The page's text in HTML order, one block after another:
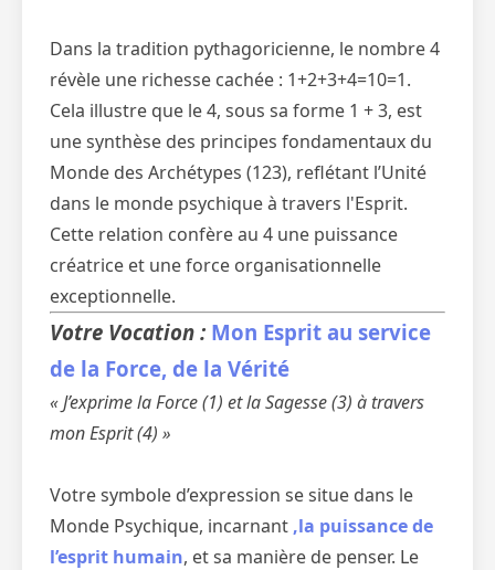
Dans la tradition pythagoricienne, le nombre 4
révèle une richesse cachée : 1+2+3+4=10=1.
Cela illustre que le 4, sous sa forme 1 + 3, est
une synthèse des principes fondamentaux du
Monde des Archétypes (123), reflétant l’Unité
dans le monde psychique à travers l'Esprit.
Cette relation confère au 4 une puissance
créatrice et une force organisationnelle
exceptionnelle.
Votre Vocation : Mon Esprit au service
de la Force, de la Vérité
« J’exprime la Force (1) et la Sagesse (3) à travers
mon Esprit (4) »
Votre symbole d’expression se situe dans le
Monde Psychique, incarnant ,la puissance de
l’esprit humain, et sa manière de penser. Le